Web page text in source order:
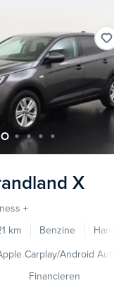
X
+
km Benzine
Carplay/Android Auto
Financieren